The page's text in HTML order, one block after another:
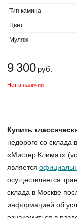
Тип камина
Цвет
Муляж
9 300 руб.
Нет в наличии
Купить
недорого со
«Мистер Климат»
является
осуществляется
склада в Москве
информацией об